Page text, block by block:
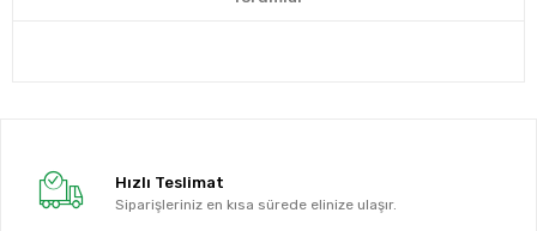
Hızlı Teslimat
Siparişleriniz en kısa sürede elinize ulaşır.